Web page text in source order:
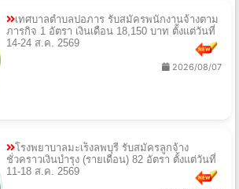
เทศบาลตำบลปอภาร รับสมัครพนักงานจ้างตาม
ภารกิจ 1 อัตรา เงินเดือน 18,150 บาท ตั้งแต่วันที่
14-24 ส.ค. 2569
2026/08/07
โรงพยาบาลมะเร็งลพบุรี รับสมัครลูกจ้าง
ชั่วคราวเงินบำรุง (รายเดือน) 82 อัตรา ตั้งแต่วันที่
11-18 ส.ค. 2569